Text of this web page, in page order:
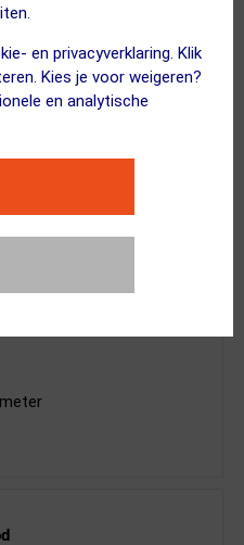
en privacyverklaring. Klik
Kies je voor weigeren?
en analytische
Fi GPS Sporthorloge Goud...